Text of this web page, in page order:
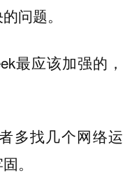
问题。
最应该加强的，
多找几个网络运
。